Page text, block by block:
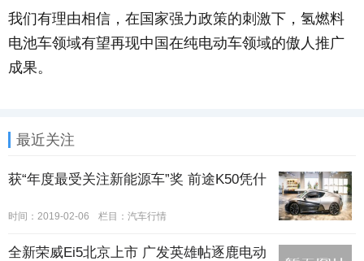
我们有理由相信，在国家强力政策的刺激下，氢燃料
电池车领域有望再现中国在纯电动车领域的傲人推广
成果。
最近关注
获“年度最受关注新能源车”奖 前途K50凭什
时间：2019-02-06 栏目： 汽车行情
全新荣威Ei5北京上市 广发英雄帖逐鹿电动